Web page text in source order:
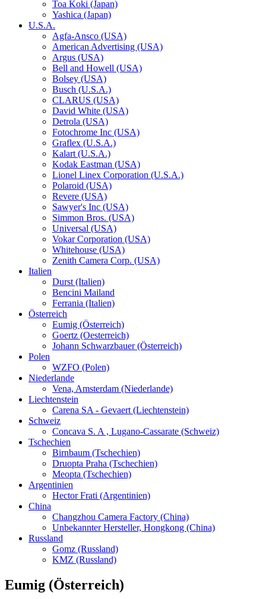
Toa Koki (Japan)
Yashica (Japan)
U.S.A.
Agfa-Ansco (USA)
American Advertising (USA)
Argus (USA)
Bell and Howell (USA)
Bolsey (USA)
Busch (U.S.A.)
CLARUS (USA)
David White (USA)
Detrola (USA)
Fotochrome Inc (USA)
Graflex (U.S.A.)
Kalart (U.S.A.)
Kodak Eastman (USA)
Lionel Linex Corporation (U.S.A.)
Polaroid (USA)
Revere (USA)
Sawyer's Inc (USA)
Simmon Bros. (USA)
Universal (USA)
Vokar Corporation (USA)
Whitehouse (USA)
Zenith Camera Corp. (USA)
Italien
Durst (Italien)
Bencini Mailand
Ferrania (Italien)
Österreich
Eumig (Österreich)
Goertz (Oesterreich)
Johann Schwarzbauer (Österreich)
Polen
WZFO (Polen)
Niederlande
Vena, Amsterdam (Niederlande)
Liechtenstein
Carena SA - Gevaert (Liechtenstein)
Schweiz
Concava S. A , Lugano-Cassarate (Schweiz)
Tschechien
Birnbaum (Tschechien)
Druopta Praha (Tschechien)
Meopta (Tschechien)
Argentinien
Hector Frati (Argentinien)
China
Changzhou Camera Factory (China)
Unbekannter Hersteller, Hongkong (China)
Russland
Gomz (Russland)
KMZ (Russland)
Eumig (Österreich)